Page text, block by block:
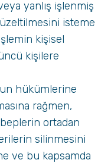
yanlış işlenmiş
isteme
kişisel
kişilere
hükümlerine
rağmen,
ortadan
silinmesini
ve bu kapsamda